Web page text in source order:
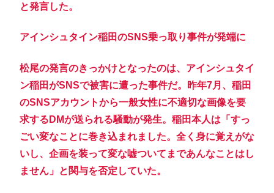
と発言した。
アインシュタイン稲田のSNS乗っ取り事件が発端に
松尾の発言のきっかけとなったのは、アインシュタイ
ン稲田がSNSで被害に遭った事件だ。昨年7月、稲田
のSNSアカウントから一般女性に不適切な画像を要
求するDMが送られる騒動が発生。稲田本人は「すっ
ごい変なことに巻き込まれました。全く身に覚えがな
いし、企画を装って変な嘘ついてまであんなことはし
ません」と関与を否定していた。